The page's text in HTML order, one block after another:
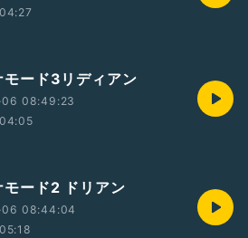
04:27
モード3リディアン
08:49:23
04:05
モード2 ドリアン
08:44:04
05:18